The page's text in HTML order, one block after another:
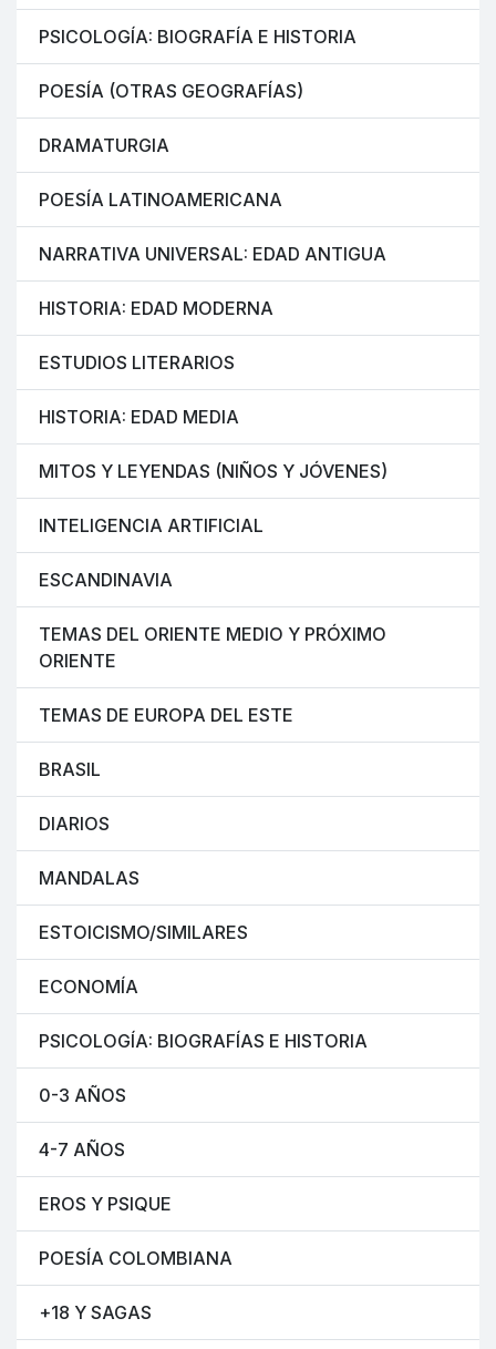
PSICOLOGÍA: BIOGRAFÍA E HISTORIA
POESÍA (OTRAS GEOGRAFÍAS)
DRAMATURGIA
POESÍA LATINOAMERICANA
NARRATIVA UNIVERSAL: EDAD ANTIGUA
HISTORIA: EDAD MODERNA
ESTUDIOS LITERARIOS
HISTORIA: EDAD MEDIA
MITOS Y LEYENDAS (NIÑOS Y JÓVENES)
INTELIGENCIA ARTIFICIAL
ESCANDINAVIA
TEMAS DEL ORIENTE MEDIO Y PRÓXIMO
ORIENTE
TEMAS DE EUROPA DEL ESTE
BRASIL
DIARIOS
MANDALAS
ESTOICISMO/SIMILARES
ECONOMÍA
PSICOLOGÍA: BIOGRAFÍAS E HISTORIA
0-3 AÑOS
4-7 AÑOS
EROS Y PSIQUE
POESÍA COLOMBIANA
+18 Y SAGAS